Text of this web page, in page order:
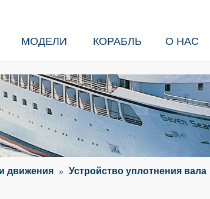
МОДЕЛИ КОРАБЛЬ О НАС
движения » Устройство уплотнения вала